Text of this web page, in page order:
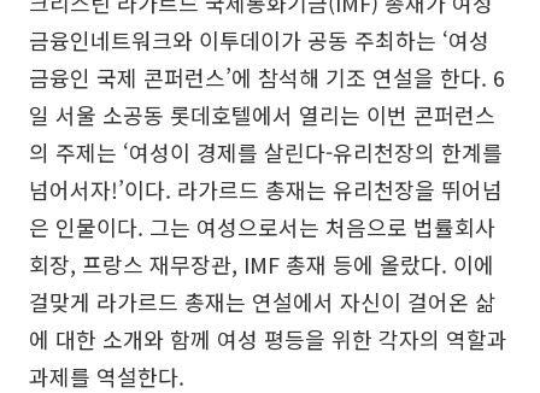
금융인네트워크와 이투데이가 공동 주최하는 ‘여성
금융인 국제 콘퍼런스’에 참석해 기조 연설을 한다. 6
일 서울 소공동 롯데호텔에서 열리는 이번 콘퍼런스
의 주제는 ‘여성이 경제를 살린다-유리천장의 한계를
넘어서자!’이다. 라가르드 총재는 유리천장을 뛰어넘
은 인물이다. 그는 여성으로서는 처음으로 법률회사
회장, 프랑스 재무장관, IMF 총재 등에 올랐다. 이에
걸맞게 라가르드 총재는 연설에서 자신이 걸어온 삶
에 대한 소개와 함께 여성 평등을 위한 각자의 역할과
과제를 역설한다.